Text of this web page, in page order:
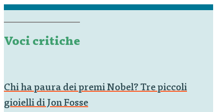
saggistica e alle favole per bambini, sono tradotte in più di
Telegraph»,…
Voci critiche
Chi ha paura dei premi Nobel? Tre piccoli
gioielli di Jon Fosse